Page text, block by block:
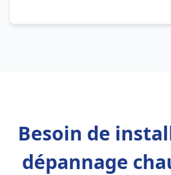
Besoin de
dépannage